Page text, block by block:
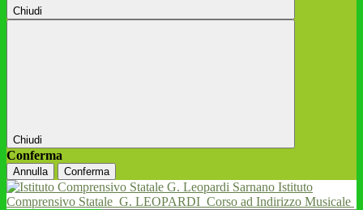
Chiudi
Chiudi
Conferma
Annulla Conferma
Istituto
Comprensivo Statale G. LEOPARDI Corso ad Indirizzo Musicale